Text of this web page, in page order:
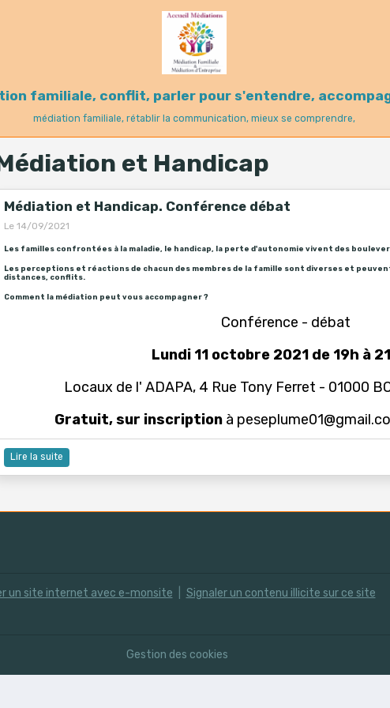
familiale, conflit, parler pour s'entendre,
médiation familiale, rétablir la communication, mieux se comprendre,
et Handicap
Médiation et Handicap. Conférence débat
Le 14/09/2021
Les familles confrontées à la maladie, le handicap, la perte d'autonomie vivent des
Les perceptions et réactions de chacun des membres de la famille sont diverses et
distances, conflits.
Comment la médiation peut vous accompagner ?
Conférence - débat
Lundi 11 octobre 2021 de 19h à
Locaux de l' ADAPA, 4 Rue Tony Ferret - 01000
Gratuit, sur inscriptionà
Lire la suite
un site internet avec e-monsite Signaler un contenu illicite sur ce site
Gestion des cookies